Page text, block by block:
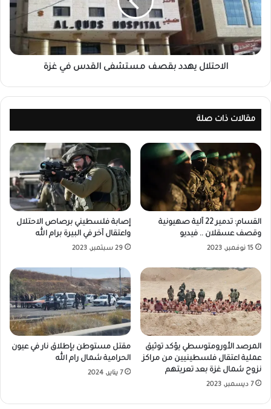
الاحتلال يهدد بقصف مستشفى القدس في غزة
مقالات ذات صلة
القسام: تدمير 22 آلية صهيونية
وقصف عسقلان .. فيديو
15 نوفمبر، 2023
إصابة فلسطيني برصاص الاحتلال
واعتقال آخر في البيرة برام الله
29 سبتمبر، 2023
المرصد الأورومتوسطي يؤكد توثيق
عملية اعتقال فلسطينيين من مراكز
نزوح شمال غزة بعد تعريتهم
7 ديسمبر، 2023
مقتل مستوطن بإطلاق نار في عيون
الحرامية شمال رام الله
7 يناير، 2024